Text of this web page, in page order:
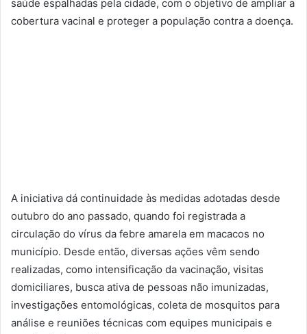
saúde espalhadas pela cidade, com o objetivo de ampliar a
cobertura vacinal e proteger a população contra a doença.
A iniciativa dá continuidade às medidas adotadas desde
outubro do ano passado, quando foi registrada a
circulação do vírus da febre amarela em macacos no
município. Desde então, diversas ações vêm sendo
realizadas, como intensificação da vacinação, visitas
domiciliares, busca ativa de pessoas não imunizadas,
investigações entomológicas, coleta de mosquitos para
análise e reuniões técnicas com equipes municipais e